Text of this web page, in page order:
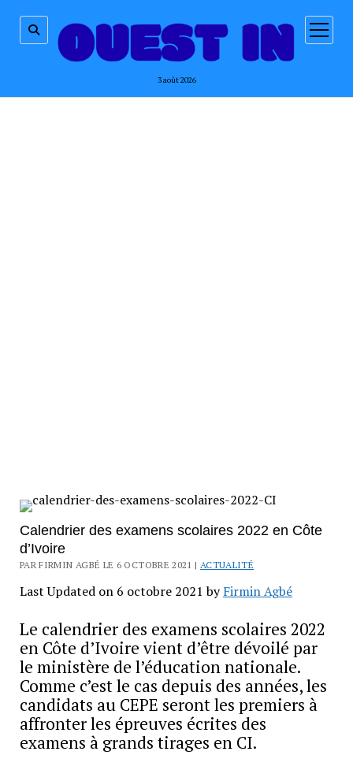
3 août 2026
ouvrir
menu
Calendrier des examens scolaires 2022 en Côte
d’Ivoire
PAR FIRMIN AGBÉ LE 6 OCTOBRE 2021 | ACTUALITÉ
Last Updated on 6 octobre 2021 byFirmin Agbé
Le calendrier des examens scolaires 2022
en Côte d’Ivoire vient d’être dévoilé par
le ministère de l’éducation nationale.
Comme c’est le cas depuis des années, les
candidats au CEPE seront les premiers à
affronter les épreuves écrites des
examens à grands tirages en CI.